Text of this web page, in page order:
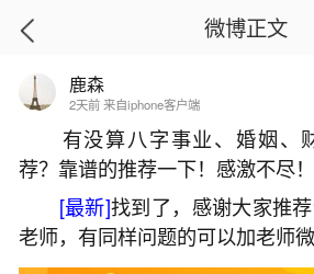
首页
算命生辰八字准吗？
2026-07-04 20:34:40
微博正文
鹿森
2天前 来自iphone客户端
有没算八字事业、婚姻、
荐？靠谱的推荐一下！感激不尽！
[最新]找到了，感谢大家推
老师，有同样问题的可以加老师